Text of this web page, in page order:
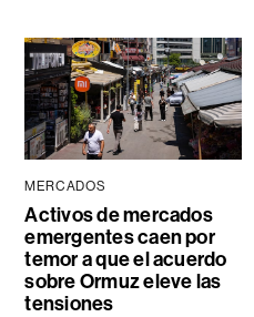
MERCADOS
Activos de mercados
emergentes caen por
temor a que el acuerdo
sobre Ormuz eleve las
tensiones